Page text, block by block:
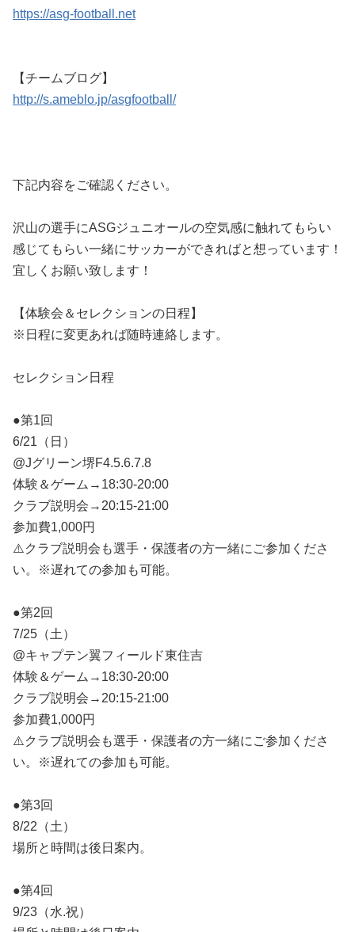
https://asg-football.net
【チームブログ】
http://s.ameblo.jp/asgfootball/
下記内容をご確認ください。
沢山の選手にASGジュニオールの空気感に触れてもらい
感じてもらい一緒にサッカーができればと想っています！
宜しくお願い致します！
【体験会＆セレクションの日程】
※日程に変更あれば随時連絡します。
セレクション日程
●第1回
6/21（日）
@Jグリーン堺F4.5.6.7.8
体験＆ゲーム→18:30-20:00
クラブ説明会→20:15-21:00
参加費1,000円
⚠️クラブ説明会も選手・保護者の方一緒にご参加くださ
い。※遅れての参加も可能。
●第2回
7/25（土）
@キャプテン翼フィールド東住吉
体験＆ゲーム→18:30-20:00
クラブ説明会→20:15-21:00
参加費1,000円
⚠️クラブ説明会も選手・保護者の方一緒にご参加くださ
い。※遅れての参加も可能。
●第3回
8/22（土）
場所と時間は後日案内。
●第4回
9/23（水.祝）